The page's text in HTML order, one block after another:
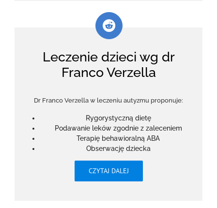
Leczenie dzieci wg dr
Franco Verzella
Dr Franco Verzella w leczeniu autyzmu proponuje:
Rygorystyczną dietę
Podawanie leków zgodnie z zaleceniem
Terapię behawioralną ABA
Obserwację dziecka
CZYTAJ DALEJ